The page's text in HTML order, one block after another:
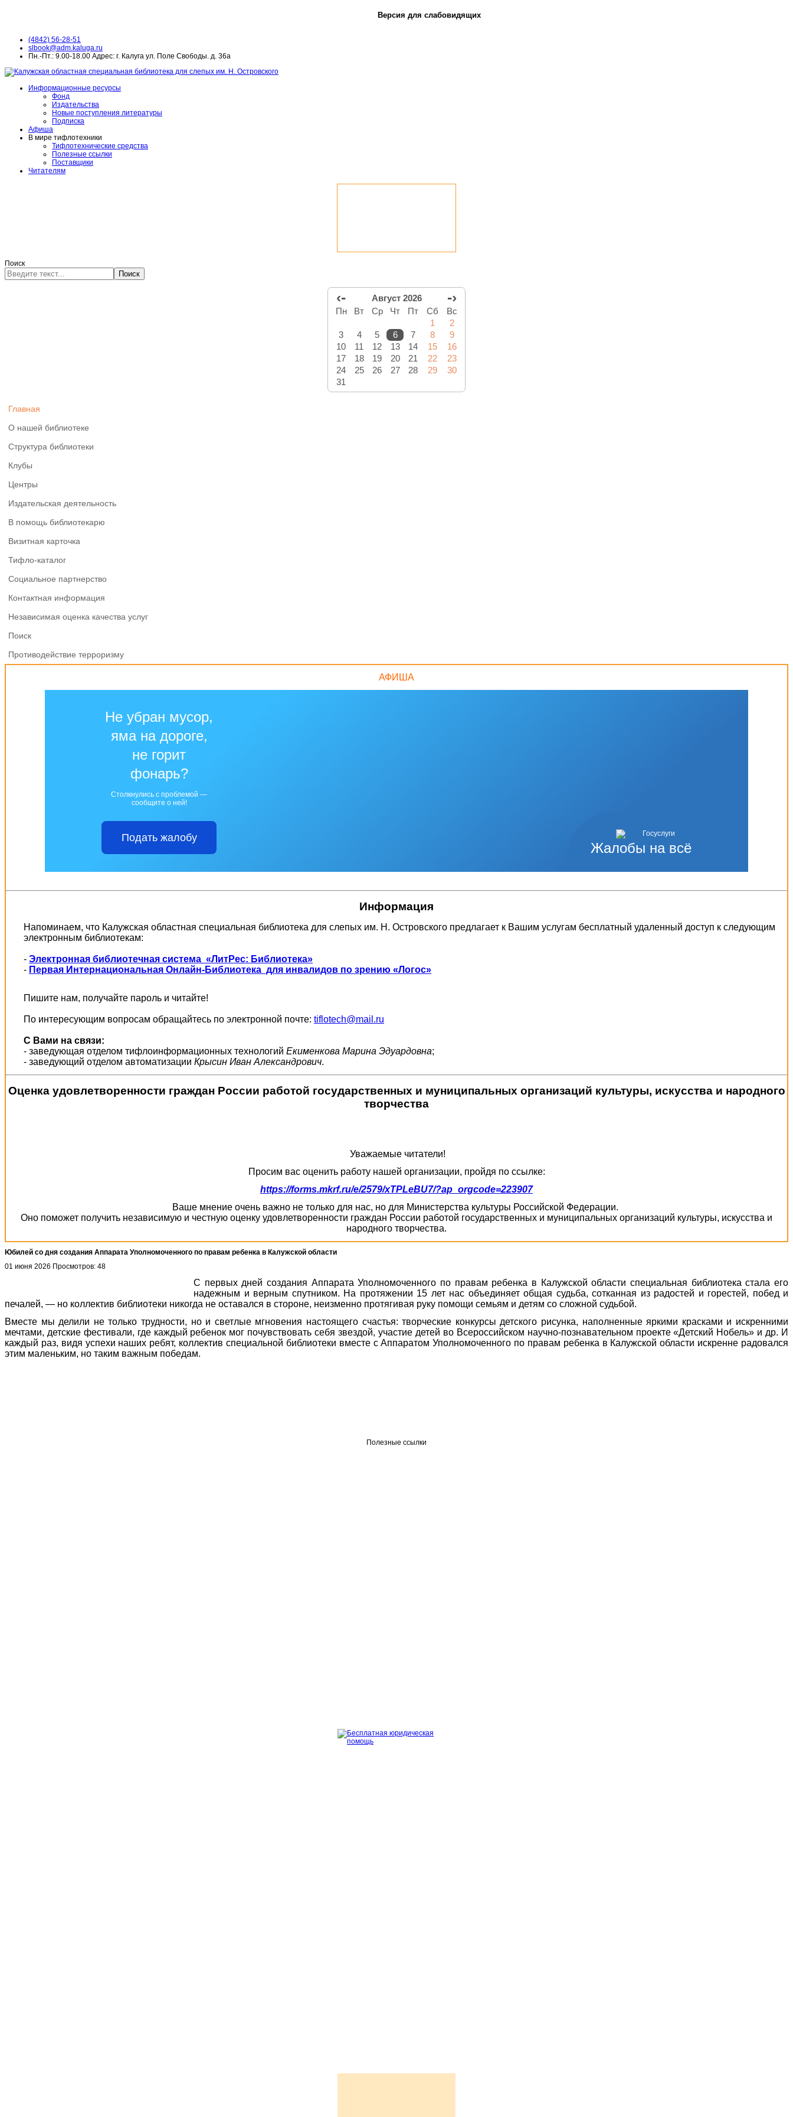
Версия для слабовидящих
(4842) 56-28-51
slbook@adm.kaluga.ru
Пн.-Пт.: 9.00-18.00 Адрес: г. Калуга ул. Поле Свободы. д. 36а
Информационные ресурсы
Фонд
Издательства
Новые поступления литературы
Подписка
Афиша
В мире тифлотехники
Тифлотехнические средства
Полезные ссылки
Поставщики
Читателям
Поиск
Поиск
‹- Август 2026 -›
Пн Вт Ср Чт Пт Сб
Вс
1
2
3
4 5 6 7 8
9
10
11 12 13 14 15
16
17
18 19 20 21 22
23
24
25 26 27 28 29
30
31
Главная
О нашей библиотеке
Структура библиотеки
Клубы
Центры
Издательская деятельность
В помощь библиотекарю
Визитная карточка
Тифло-каталог
Социальное партнерство
Контактная информация
Независимая оценка качества услуг
Поиск
Противодействие терроризму
АФИША
Жалобы на всё
Не убран мусор,
яма на дороге,
не горит
фонарь?
Столкнулись с проблемой —
сообщите о ней!
Подать жалобу
Информация
Напоминаем, что Калужская областная специальная библиотека для слепых им. Н. Островского предлагает к Вашим услугам бесплатный удаленный доступ к следующим
электронным библиотекам:
- Электронная библиотечная система «ЛитРес: Библиотека»
- Первая Интернациональная Онлайн-Библиотека для инвалидов по зрению «Логос»
Пишите нам, получайте пароль и читайте!
По интересующим вопросам обращайтесь по электронной почте: tiflotech@mail.ru
С Вами на связи:
- заведующая отделом тифлоинформационных технологий Екименкова Марина Эдуардовна;
- заведующий отделом автоматизации Крысин Иван Александрович.
Оценка удовлетворенности граждан России работой государственных и муниципальных организаций культуры, искусства и народного
творчества
Уважаемые читатели!
Просим вас оценить работу нашей организации, пройдя по ссылке:
https://forms.mkrf.ru/e/2579/xTPLeBU7/?ap_orgcode=223907
Ваше мнение очень важно не только для нас, но для Министерства культуры Российской Федерации.
Оно поможет получить независимую и честную оценку удовлетворенности граждан России работой государственных и муниципальных организаций культуры, искусства и
народного творчества.
Юбилей со дня создания Аппарата Уполномоченного по правам ребенка в Калужской области
01 июня 2026 Просмотров: 48
С первых дней создания Аппарата Уполномоченного по правам ребенка в Калужской области специальная библиотека стала его
надежным и верным спутником. На протяжении 15 лет нас объединяет общая судьба, сотканная из радостей и горестей, побед и
печалей, — но коллектив библиотеки никогда не оставался в стороне, неизменно протягивая руку помощи семьям и детям со сложной судьбой.
Вместе мы делили не только трудности, но и светлые мгновения настоящего счастья: творческие конкурсы детского рисунка, наполненные яркими красками и искренними
мечтами, детские фестивали, где каждый ребенок мог почувствовать себя звездой, участие детей во Всероссийском научно-познавательном проекте «Детский Нобель» и др. И
каждый раз, видя успехи наших ребят, коллектив специальной библиотеки вместе с Аппаратом Уполномоченного по правам ребенка в Калужской области искренне радовался
этим маленьким, но таким важным победам.
Полезные ссылки